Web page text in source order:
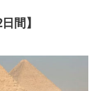
間】